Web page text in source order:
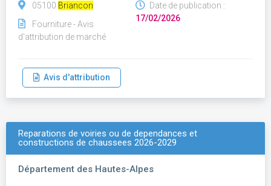
05100 Briancon
Fourniture - Avis
d'attribution de marché
Date de publication :
17/02/2026
Avis d'attribution
Reparations de voiries ou de dependances et
constructions de chaussees 2026-2029
Département des Hautes-Alpes